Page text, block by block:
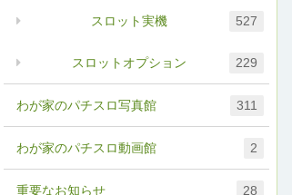
わが家のパチスロ写真館 311
わが家のパチスロ動画館 2
スロットオプション 229
スロット実機 527
重要なお知らせ 28